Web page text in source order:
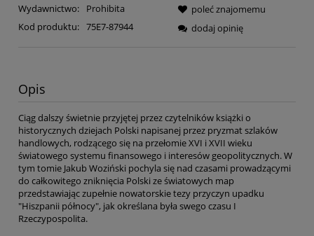
Wydawnictwo:
Prohibita
Kod produktu: 75E7-87944
poleć znajomemu
dodaj opinię
Opis
Ciąg dalszy świetnie przyjętej przez czytelników książki o
historycznych dziejach Polski napisanej przez pryzmat szlaków
handlowych, rodzącego się na przełomie XVI i XVII wieku
światowego systemu finansowego i interesów geopolitycznych. W
tym tomie Jakub Woziński pochyla się nad czasami prowadzącymi
do całkowitego zniknięcia Polski ze światowych map
przedstawiając zupełnie nowatorskie tezy przyczyn upadku
"Hiszpanii północy", jak określana była swego czasu I
Rzeczypospolita.